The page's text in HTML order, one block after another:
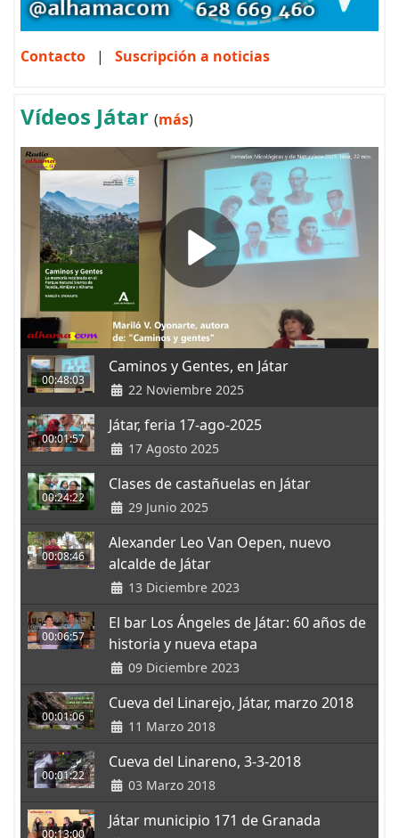
Contacto | Suscripción a noticias
Vídeos Játar (más)
00:48:03
Caminos y Gentes, en Játar
22 Noviembre 2025
00:01:57
Játar, feria 17-ago-2025
17 Agosto 2025
00:24:22
Clases de castañuelas en Játar
29 Junio 2025
00:08:46
Alexander Leo Van Oepen, nuevo
alcalde de Játar
13 Diciembre 2023
00:06:57
El bar Los Ángeles de Játar: 60 años de
historia y nueva etapa
09 Diciembre 2023
00:01:06
Cueva del Linarejo, Játar, marzo 2018
11 Marzo 2018
00:01:22
Cueva del Linareno, 3-3-2018
03 Marzo 2018
00:13:00
Játar municipio 171 de Granada